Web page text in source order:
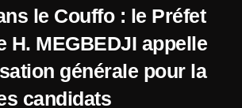
le Couffo : le Préfet
H. MEGBEDJI appelle
générale pour la
candidats